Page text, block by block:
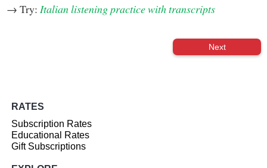
→ Try: Italian listening practice with transcripts
Next
RATES
Subscription Rates
Educational Rates
Gift Subscriptions